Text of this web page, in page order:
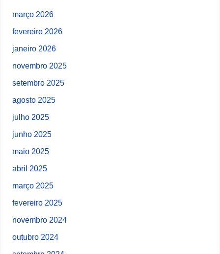
março 2026
fevereiro 2026
janeiro 2026
novembro 2025
setembro 2025
agosto 2025
julho 2025
junho 2025
maio 2025
abril 2025
março 2025
fevereiro 2025
novembro 2024
outubro 2024